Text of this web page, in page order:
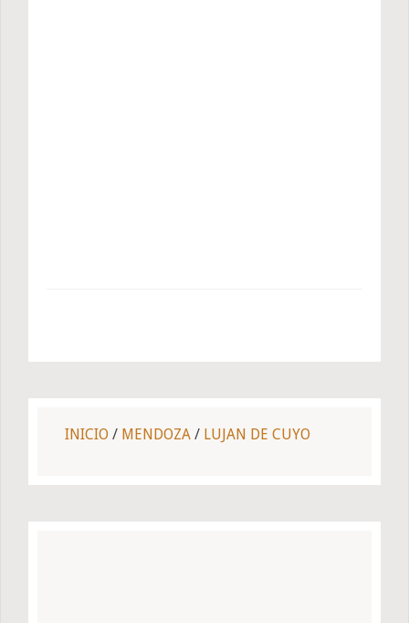
INICIO / MENDOZA / LUJAN DE CUYO